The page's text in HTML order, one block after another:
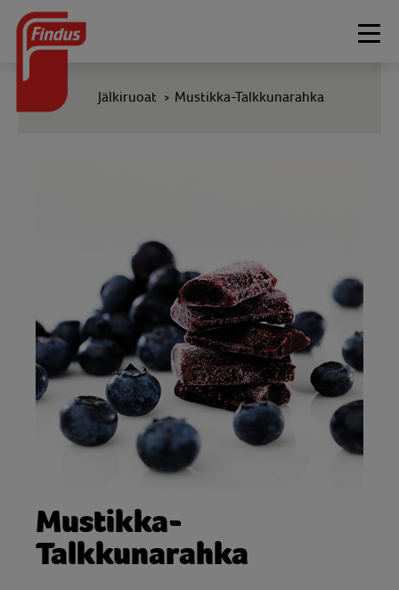
Jälkiruoat > Mustikka-Talkkunarahka
Mustikka-
Talkkunarahka